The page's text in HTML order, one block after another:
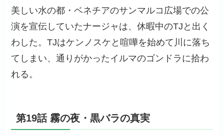
美しい水の都・ベネチアのサンマルコ広場での公
演を宣伝していたナージャは、休暇中のTJと出く
わした。TJはケンノスケと喧嘩を始めて川に落ち
てしまい、通りがかったイルマのゴンドラに拾わ
れる。
第19話 霧の夜・黒バラの真実